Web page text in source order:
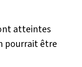
atteintes
pourrait être